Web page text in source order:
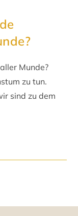
Munde?
zu tun.
sind zu dem